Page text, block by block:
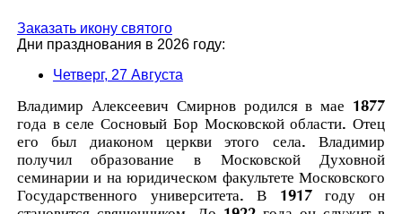
Заказать икону святого
Дни празднования в 2026 году:
Четверг, 27 Августа
Владимир Алексеевич Смирнов родился в мае 1877
года в селе Сосновый Бор Московской области. Отец
его был диаконом церкви этого села. Владимир
получил образование в Московской Духовной
семинарии и на юридическом факультете Московского
Государственного университета. В 1917 году он